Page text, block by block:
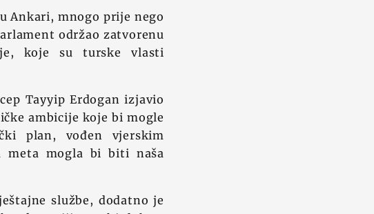
Ankari, mnogo prije nego
održao zatvorenu
koje su turske vlasti
Tayyip Erdogan izjavio
ambicije koje bi mogle
plan, vođen vjerskim
meta mogla bi biti naša
službe, dodatno je